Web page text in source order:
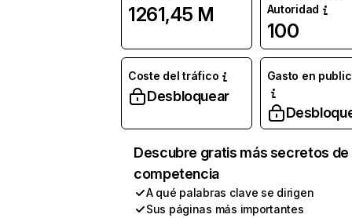
1261,45 M
Autoridad
100
Coste del tráfico
Desbloquear
Gasto en
Descubre gratis más secretos de
competencia
A qué palabras clave se dirigen
Sus páginas más importantes